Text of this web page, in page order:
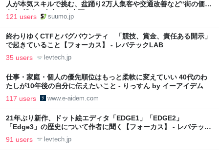
人が本気スキルで挑む、盆踊り2万人集客や交通改善など“街の価値
向上”戦略 東京・中央区
121 users suumo.jp
終わりゆくCTFとバグバウンティ 「競技、賞金、責任ある開示」
で起きていること【フォーカス】 - レバテックLAB
35 users levtech.jp
仕事・家庭・個人の優先順位はもっと柔軟に変えていい 40代のわ
たしが10年後の自分に伝えたいこと - りっすん by イーアイデム
117 users www.e-aidem.com
21年ぶり新作、ドット絵エディタ「EDGE1」「EDGE2」
「Edge3」の歴史について作者に聞く【フォーカス】 - レバテック
LAB
91 users levtech.jp